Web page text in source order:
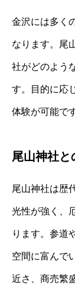
金沢には多く
なります。尾
社がどのよう
す。目的に応
体験が可能で
尾山神社と
尾山神社は歴
光性が強く、
ります。参道
空間に富んで
近さ、商売繁